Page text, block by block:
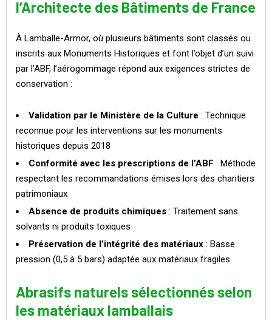
l’Architecte des Bâtiments de France
À Lamballe-Armor, où plusieurs bâtiments sont classés ou
inscrits aux Monuments Historiques et font l’objet d’un suivi
par l’ABF, l’aérogommage répond aux exigences strictes de
conservation :
Validation par le Ministère de la Culture : Technique
reconnue pour les interventions sur les monuments
historiques depuis 2018
Conformité avec les prescriptions de l’ABF : Méthode
respectant les recommandations émises lors des chantiers
patrimoniaux
Absence de produits chimiques : Traitement sans
solvants ni produits toxiques
Préservation de l’intégrité des matériaux : Basse
pression (0,5 à 5 bars) adaptée aux matériaux fragiles
Abrasifs naturels sélectionnés selon
les matériaux lamballais